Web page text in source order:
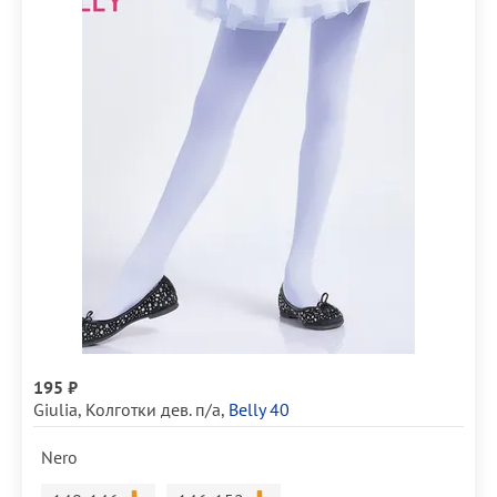
195 ₽
Giulia, Колготки дев. п/а, Belly 40
Nero